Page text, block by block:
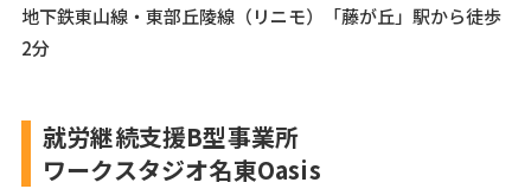
地下鉄東山線・東部丘陵線（リニモ）「藤が丘」駅から徒歩
2分
就労継続支援B型事業所
ワークスタジオ名東Oasis